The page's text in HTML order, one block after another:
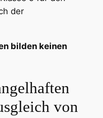
der
bilden keinen
von